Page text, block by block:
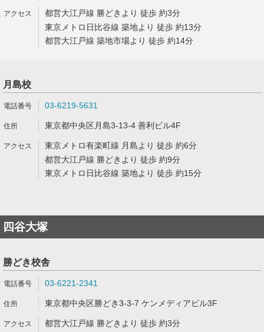
都営大江戸線 勝どきより 徒歩 約3分
東京メトロ日比谷線 築地より 徒歩 約13分
都営大江戸線 築地市場より 徒歩 約14分
月島校
03-6219-5631
東京都中央区月島3-13-4 善利ビル4F
東京メトロ有楽町線 月島より 徒歩 約6分
都営大江戸線 勝どきより 徒歩 約9分
東京メトロ日比谷線 築地より 徒歩 約15分
四谷大塚
勝どき校舎
03-6221-2341
東京都中央区勝どき3-3-7 ケンメディアビル3F
都営大江戸線 勝どきより 徒歩 約3分